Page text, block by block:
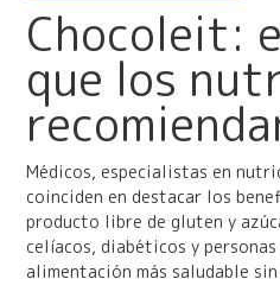
Chocoleit:
que los
Médicos, especialistas en
coinciden en destacar los
producto libre de gluten y
celíacos, diabéticos y
alimentación más saludable